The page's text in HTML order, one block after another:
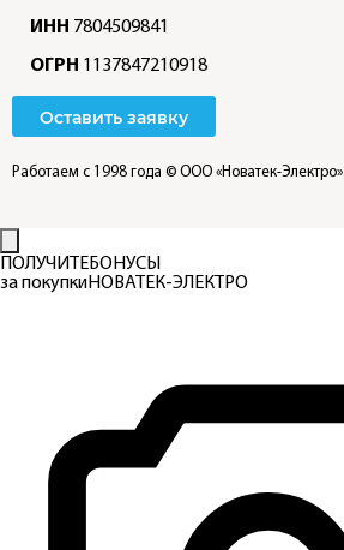
ИНН 7804509841
ОГРН 1137847210918
Оставить заявку
Работаем с 1998 года © ООО «Новатек-Электро»
ПОЛУЧИТЕБОНУСЫ
за покупкиНОВАТЕК-ЭЛЕКТРО